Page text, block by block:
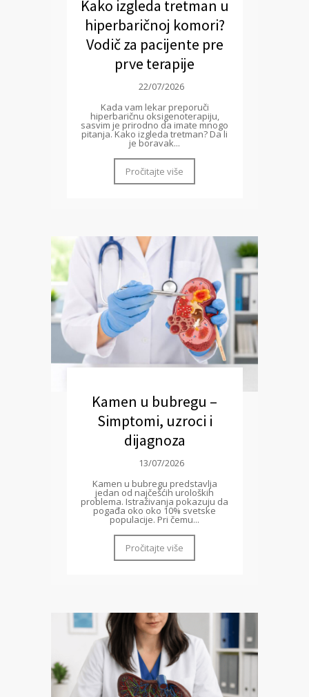
Kako izgleda tretman u
hiperbaričnoj komori?
Vodič za pacijente pre
prve terapije
22/07/2026
Kada vam lekar preporuči
hiperbaričnu oksigenoterapiju,
sasvim je prirodno da imate mnogo
pitanja. Kako izgleda tretman? Da li
je boravak...
Pročitajte više
Kamen u bubregu –
Simptomi, uzroci i
dijagnoza
13/07/2026
Kamen u bubregu predstavlja
jedan od najčešćih uroloških
problema. Istraživanja pokazuju da
pogađa oko oko 10% svetske
populacije. Pri čemu...
Pročitajte više